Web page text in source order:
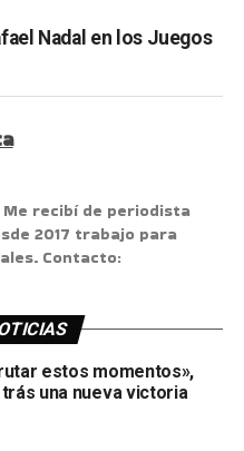
Nadal en los Juegos
Me recibí de periodista
2017 trabajo para
Contacto:
estos momentos»,
una nueva victoria